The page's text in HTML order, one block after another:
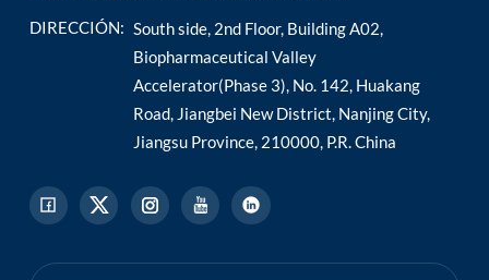
DIRECCIÓN: South side, 2nd Floor, Building A02,
Biopharmaceutical Valley
Accelerator(Phase 3), No. 142, Huakang
Road, Jiangbei New District, Nanjing City,
Jiangsu Province, 210000, P.R. China